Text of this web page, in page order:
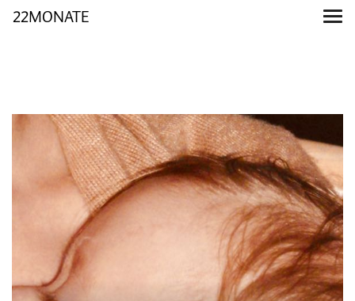
22MONATE